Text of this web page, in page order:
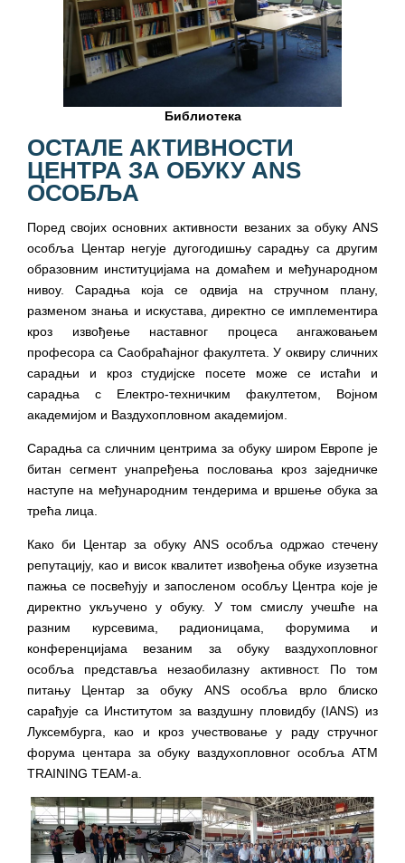
Библиотека
ОСТАЛЕ АКТИВНОСТИ
ЦЕНТРА ЗА ОБУКУ ANS
ОСОБЉА
Поред својих основних активности везаних за обуку ANS
особља Центар негује дугогодишњу сарадњу са другим
образовним институцијама на домаћем и међународном
нивоу. Сарадња која се одвија на стручном плану,
разменом знања и искустава, директно се имплементира
кроз извођење наставног процеса ангажовањем
професора са Саобраћајног факултета. У оквиру сличних
сарадњи и кроз студијске посете може се истаћи и
сарадња с Електро-техничким факултетом, Војном
академијом и Ваздухопловном академијом.
Сарадња са сличним центрима за обуку широм Европе је
битан сегмент унапређења пословања кроз заједничке
наступе на међународним тендерима и вршење обука за
трећа лица.
Како би Центар за обуку ANS особља одржао стечену
репутацију, као и висок квалитет извођења обуке изузетна
пажња се посвећују и запосленом особљу Центра које је
директно укључено у обуку. У том смислу учешће на
разним курсевима, радионицама, форумима и
конференцијама везаним за обуку ваздухопловног
особља представља незаобилазну активност. По том
питању Центар за обуку ANS особља врло блиско
сарађује са Институтом за ваздушну пловидбу (IANS) из
Луксембурга, као и кроз учествовање у раду стручног
форума центара за обуку ваздухопловног особља АТМ
ТRAINING TEAM-а.